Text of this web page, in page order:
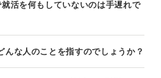
活を何もしていないのは手遅れで
んな人のことを指すのでしょうか？